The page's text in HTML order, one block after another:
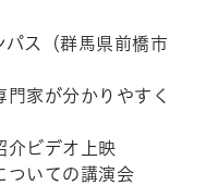
ス（群馬県前橋市
家が分かりやすく
デオ上映
ての講演会